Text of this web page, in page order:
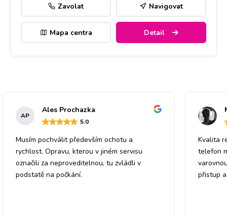
Zavolat Navigovat
Mapa centra Detail
AP
Ales Prochazka
5.0
Musím pochválit především ochotu a
rychlost. Opravu, kterou v jiném servisu
označili za neproveditelnou, tu zvládli v
podstatě na počkání.
Kvalita
telefon
přistup